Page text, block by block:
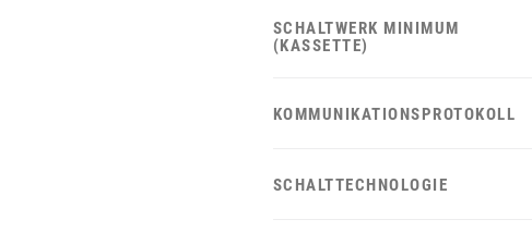
SCHALTWERK MINIMUM
(KASSETTE)
KOMMUNIKATIONSPROTOKOLL
SCHALTTECHNOLOGIE